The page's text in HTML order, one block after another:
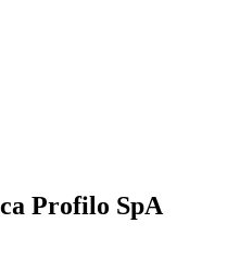
Profilo SpA